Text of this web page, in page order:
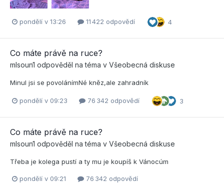
pondělí v 13:26 11 422 odpovědí 4
Co máte právě na ruce?
mlsoun1 odpověděl na téma v Všeobecná diskuse
Minul jsi se povolánímNé kněz,ale zahradník
pondělí v 09:23 76 342 odpovědí 3
Co máte právě na ruce?
mlsoun1 odpověděl na téma v Všeobecná diskuse
Třeba je kolega pustí a ty mu je koupíš k Vánocúm
pondělí v 09:21 76 342 odpovědí